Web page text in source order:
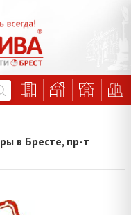
в Бресте, пр-т